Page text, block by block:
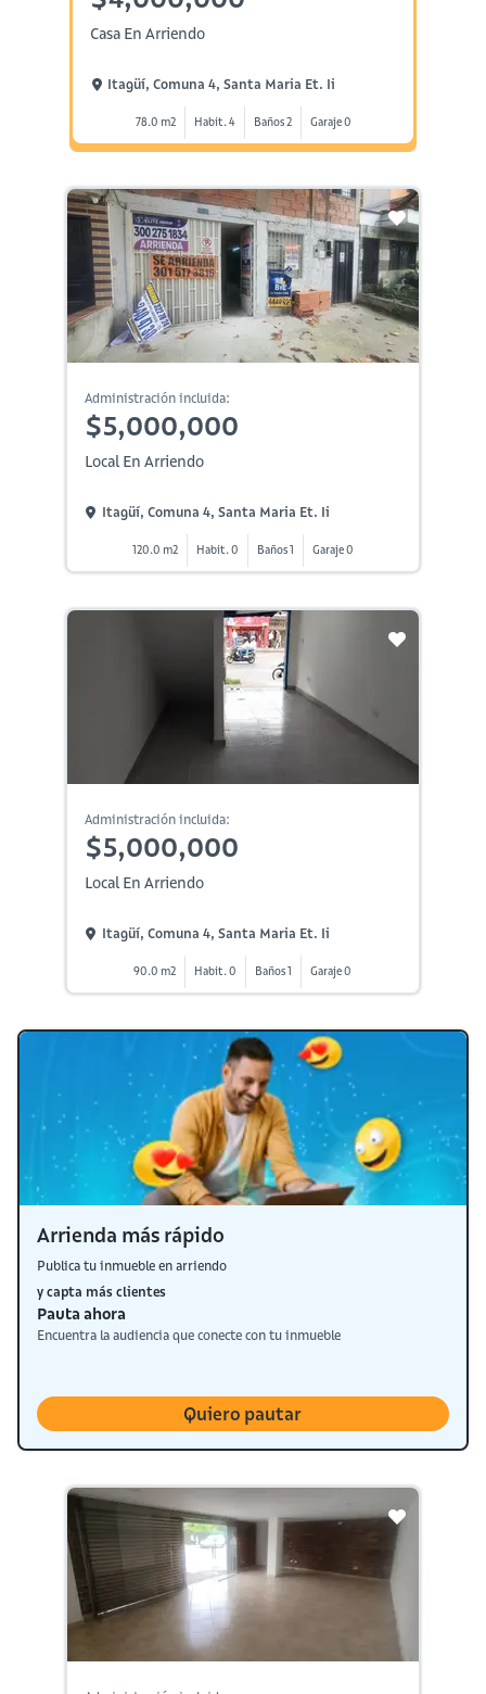
Casa En Arriendo
Itagüí, Comuna 4, Santa Maria Et. Ii
78.0 m2 Habit. 4 Baños 2 Garaje 0
Administración incluida:
$5,000,000
Local En Arriendo
Itagüí, Comuna 4, Santa Maria Et. Ii
120.0 m2 Habit. 0 Baños 1 Garaje 0
Administración incluida:
$5,000,000
Local En Arriendo
Itagüí, Comuna 4, Santa Maria Et. Ii
90.0 m2 Habit. 0 Baños 1 Garaje 0
Arrienda más rápido
Publica tu inmueble en arriendo
y capta más clientes
Pauta ahora
Encuentra la audiencia que conecte con tu inmueble
Quiero pautar